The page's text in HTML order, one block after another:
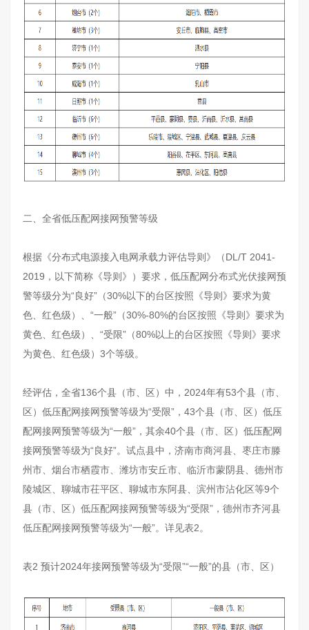
二、全省低压配网接网预警等级
根据《分布式电源接入电网承载力评估导则》（DL/T 2041-
2019，以下简称《导则》）要求，低压配网分布式光伏接网预
警等级分为“良好”（30%以下的台区按照《导则》要求为黄
色、红色级）、“一般”（30%-80%的台区按照《导则》要求为
黄色、红色级）、“受限”（80%以上的台区按照《导则》要求
为黄色、红色级）3个等级。
经评估，全省136个县（市、区）中，2024年有53个县（市、
区）低压配网接网预警等级为“受限”，43个县（市、区）低压
配网接网预警等级为“一般”，其余40个县（市、区）低压配网
接网预警等级为“良好”。试点县中，济南市商河县、枣庄市滕
州市、烟台市栖霞市、潍坊市安丘市、临沂市蒙阴县、德州市
陵城区、聊城市茌平区、聊城市东阿县、滨州市沾化区等9个
县（市、区）低压配网接网预警等级为“受限”，德州市齐河县
低压配网接网预警等级为“一般”。详见表2。
表2 预计2024年接网预警等级为“受限”“一般”的县（市、区）